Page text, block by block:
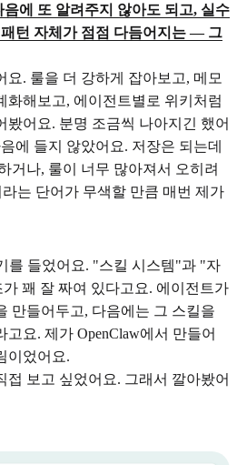
에 또 알려주지 않아도 되고, 실수
턴 자체가 점점 다듬어지는 — 그
요. 룰을 더 강하게 잡아보고, 메모
화해보고, 에이전트별로 위키처럼
봤어요. 분명 조금씩 나아지긴 했어
에 들지 않았어요. 저장은 되는데
거나, 룰이 너무 많아져서 오히려
는 단어가 무색할 만큼 매번 제가
를 들었어요. "스킬 시스템"과 "자
가 꽤 잘 짜여 있다고요. 에이전트가
만들어두고, 다음에는 그 스킬을
요. 제가 OpenClaw에서 만들어
이었어요.
접 보고 싶었어요. 그래서 깔아봤어